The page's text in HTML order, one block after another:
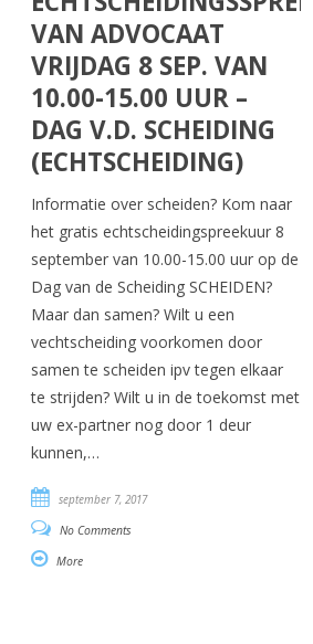
VAN ADVOCAAT
VRIJDAG 8 SEP. VAN
10.00-15.00 UUR –
DAG V.D. SCHEIDING
(ECHTSCHEIDING)
Informatie over scheiden? Kom naar
het gratis echtscheidingspreekuur 8
september van 10.00-15.00 uur op de
Dag van de Scheiding SCHEIDEN?
Maar dan samen? Wilt u een
vechtscheiding voorkomen door
samen te scheiden ipv tegen elkaar
te strijden? Wilt u in de toekomst met
uw ex-partner nog door 1 deur
kunnen,…
september 7, 2017
No Comments
More